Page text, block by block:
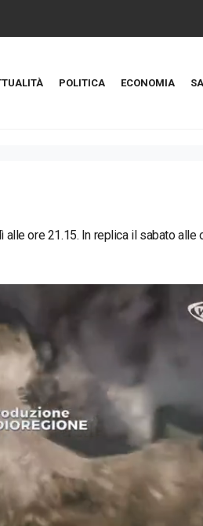
POLITICA ECONOMIA
alle ore 21.15. In replica il sabato alle